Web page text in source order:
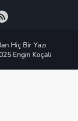
Hiç Bir Yazı
Engin Koçali